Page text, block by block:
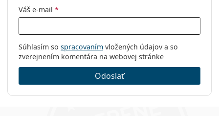
Kód:
Váš e-mail *
Súhlasím so spracovaním vložených údajov a so
zverejnením komentára na webovej stránke
Odoslať